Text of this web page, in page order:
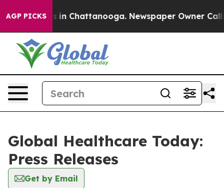
AGP PICKS
Chaos in Chattanooga. Newspaper Owner Calls
Global Healthcare Today:
Press Releases
Get by Email